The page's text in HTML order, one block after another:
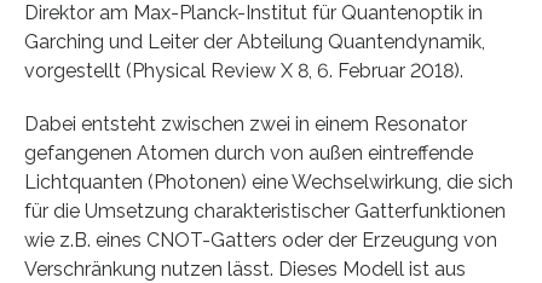
Direktor am Max-Planck-Institut für Quantenoptik in
Garching und Leiter der Abteilung Quantendynamik,
vorgestellt (Physical Review X 8, 6. Februar 2018).
Dabei entsteht zwischen zwei in einem Resonator
gefangenen Atomen durch von außen eintreffende
Lichtquanten (Photonen) eine Wechselwirkung, die sich
für die Umsetzung charakteristischer Gatterfunktionen
wie z.B. eines CNOT-Gatters oder der Erzeugung von
Verschränkung nutzen lässt. Dieses Modell ist aus